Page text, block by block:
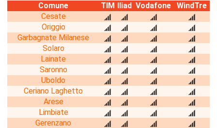
Comune TIM Iliad Vodafone
WindTre
Cesate
Origgio
Garbagnate Milanese
Solaro
Lainate
Saronno
Uboldo
Ceriano Laghetto
Arese
Limbiate
Gerenzano